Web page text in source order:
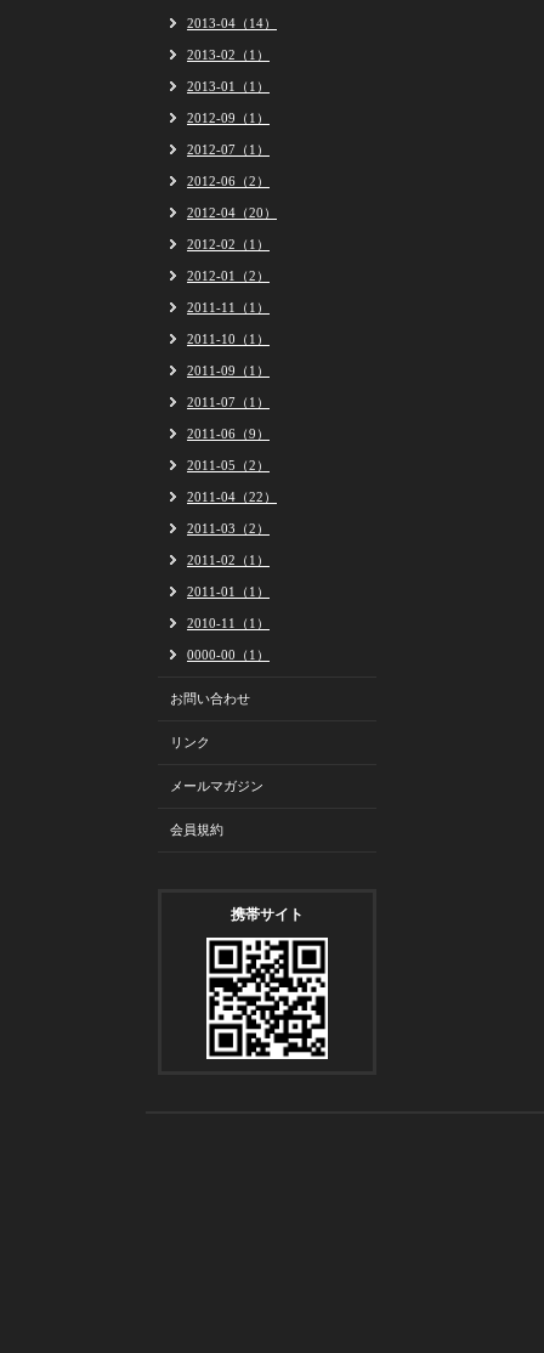
2013-04（14）
2013-02（1）
2013-01（1）
2012-09（1）
2012-07（1）
2012-06（2）
2012-04（20）
2012-02（1）
2012-01（2）
2011-11（1）
2011-10（1）
2011-09（1）
2011-07（1）
2011-06（9）
2011-05（2）
2011-04（22）
2011-03（2）
2011-02（1）
2011-01（1）
2010-11（1）
0000-00（1）
お問い合わせ
リンク
メールマガジン
会員規約
携帯サイト